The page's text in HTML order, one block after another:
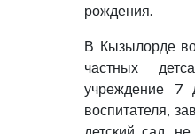
рождения.
В Кызылорде
частных
учреждение 7
воспитателя,